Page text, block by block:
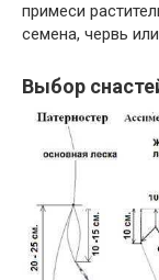
примеси
семена, червь
Выбор